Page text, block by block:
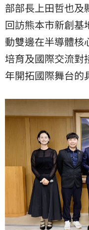
部部長上田哲也及
回訪熊本市新創基
動雙邊在半導體核
培育及國際交流對
年開拓國際舞台的